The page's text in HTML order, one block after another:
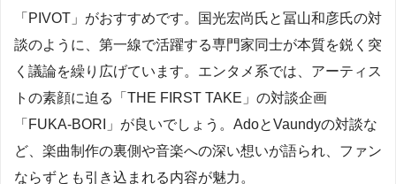
「PIVOT」がおすすめです。国光宏尚氏と冨山和彦氏の対
談のように、第一線で活躍する専門家同士が本質を鋭く突
く議論を繰り広げています。エンタメ系では、アーティス
トの素顔に迫る「THE FIRST TAKE」の対談企画
「FUKA-BORI」が良いでしょう。AdoとVaundyの対談な
ど、楽曲制作の裏側や音楽への深い想いが語られ、ファン
ならずとも引き込まれる内容が魅力。